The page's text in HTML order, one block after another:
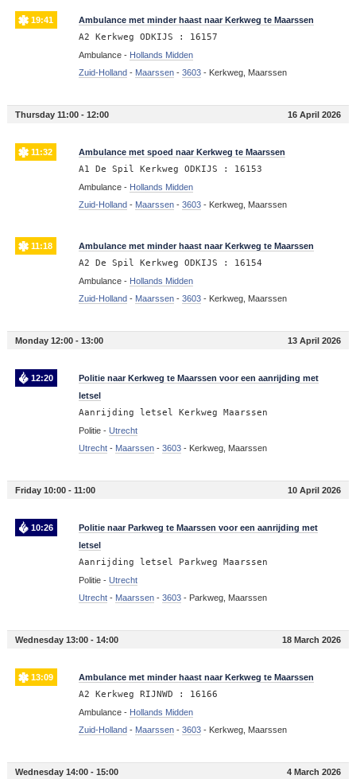
19:41 Ambulance met minder haast naar Kerkweg te Maarssen
A2 Kerkweg ODKIJS : 16157
Ambulance - Hollands Midden
Zuid-Holland - Maarssen- 3603- Kerkweg, Maarssen
Thursday 11:00 - 12:00 16 April 2026
11:32 Ambulance met spoed naar Kerkweg te Maarssen
A1 De Spil Kerkweg ODKIJS : 16153
Ambulance - Hollands Midden
Zuid-Holland - Maarssen- 3603- Kerkweg, Maarssen
11:18 Ambulance met minder haast naar Kerkweg te Maarssen
A2 De Spil Kerkweg ODKIJS : 16154
Ambulance - Hollands Midden
Zuid-Holland - Maarssen- 3603- Kerkweg, Maarssen
Monday 12:00 - 13:00 13 April 2026
12:20
Politie naar Kerkweg te Maarssen voor een aanrijding met
letsel
Aanrijding letsel Kerkweg Maarssen
Politie - Utrecht
Utrecht- Maarssen- 3603- Kerkweg, Maarssen
Friday 10:00 - 11:00 10 April 2026
10:26
Politie naar Parkweg te Maarssen voor een aanrijding met
letsel
Aanrijding letsel Parkweg Maarssen
Politie - Utrecht
Utrecht- Maarssen- 3603- Parkweg, Maarssen
Wednesday 13:00 - 14:00 18 March 2026
13:09 Ambulance met minder haast naar Kerkweg te Maarssen
A2 Kerkweg RIJNWD : 16166
Ambulance - Hollands Midden
Zuid-Holland - Maarssen- 3603- Kerkweg, Maarssen
Wednesday 14:00 - 15:00 4 March 2026